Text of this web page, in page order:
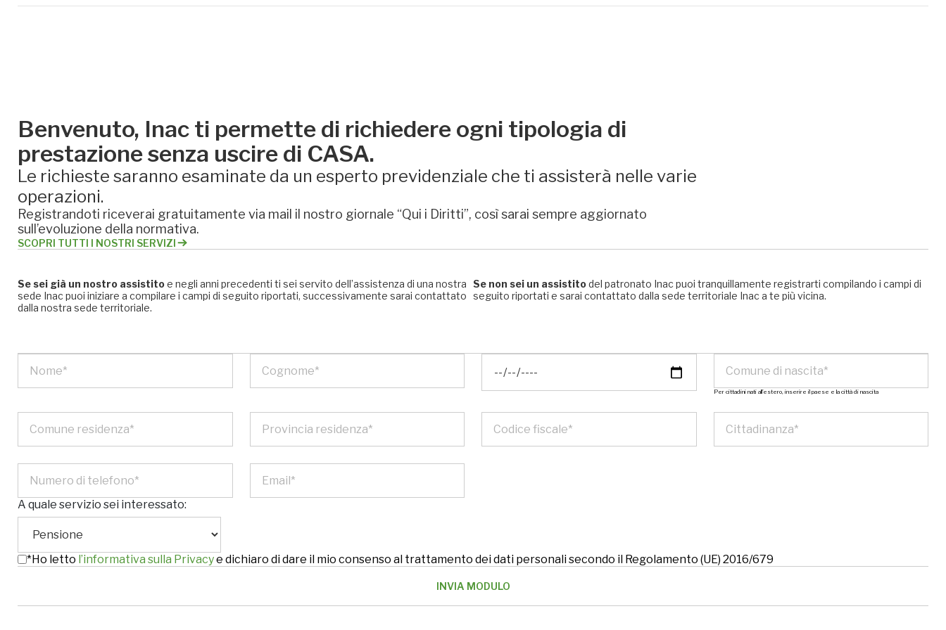
Benvenuto, Inac ti permette di richiedere ogni tipologia di
prestazione senza uscire di CASA.
Le richieste saranno esaminate da un esperto previdenziale che ti assisterà nelle varie
operazioni.
Registrandoti riceverai gratuitamente via mail il nostro giornale “Qui i Diritti”, così sarai sempre aggiornato
sull’evoluzione della normativa.
SCOPRI TUTTI I NOSTRI SERVIZI
Se sei già un nostro assistitoe negli anni precedenti ti sei servito dell’assistenza di una nostra
sede Inac puoi iniziare a compilare i campi di seguito riportati, successivamente sarai contattato
dalla nostra sede territoriale.
Se non sei un assistitodel patronato Inac puoi tranquillamente registrarti compilando i campi di
seguito riportati e sarai contattato dalla sede territoriale Inac a te più vicina.
Per cittadini nati all’estero, inserire il paese e la città di nascita
A quale servizio sei interessato:
*Ho letto l’informativa sulla Privacye dichiaro di dare il mio consenso al trattamento dei dati personali secondo il Regolamento (UE) 2016/679